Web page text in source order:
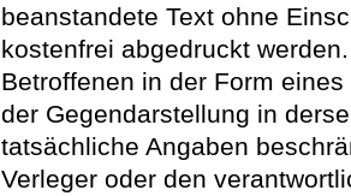
beanstandete Text ohne
kostenfrei abgedruckt
Betroffenen in der Form
der Gegendarstellung in
tatsächliche Angaben
Verleger oder den